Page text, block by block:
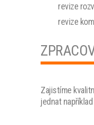
revize
revize
Zajistíme
jednat